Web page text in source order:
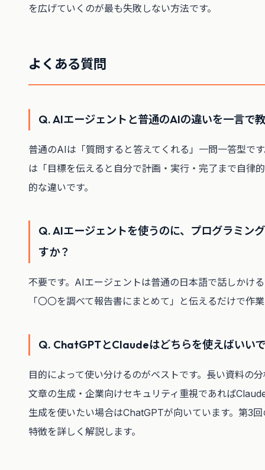
を広げていくのが最も失敗しない方法です。
よくある質問
Q. AIエージェントと普通のAIの違いを一言で
普通のAIは「質問すると答えてくれる」一問一答型で
は「目標を伝えると自分で計画・実行・完了まで自律
的な違いです。
Q. AIエージェントを使うのに、プログラミン
すか？
不要です。AIエージェントは普通の日本語で話しかけ
「〇〇を調べて報告書にまとめて」と伝えるだけで作
Q. ChatGPTとClaudeはどちらを使えばいい
目的によって使い分けるのがベストです。長い資料の
文章の生成・企業向けセキュリティ重視であれば
生成を使いたい場合はChatGPTが向いています。第3
特徴を詳しく解説します。